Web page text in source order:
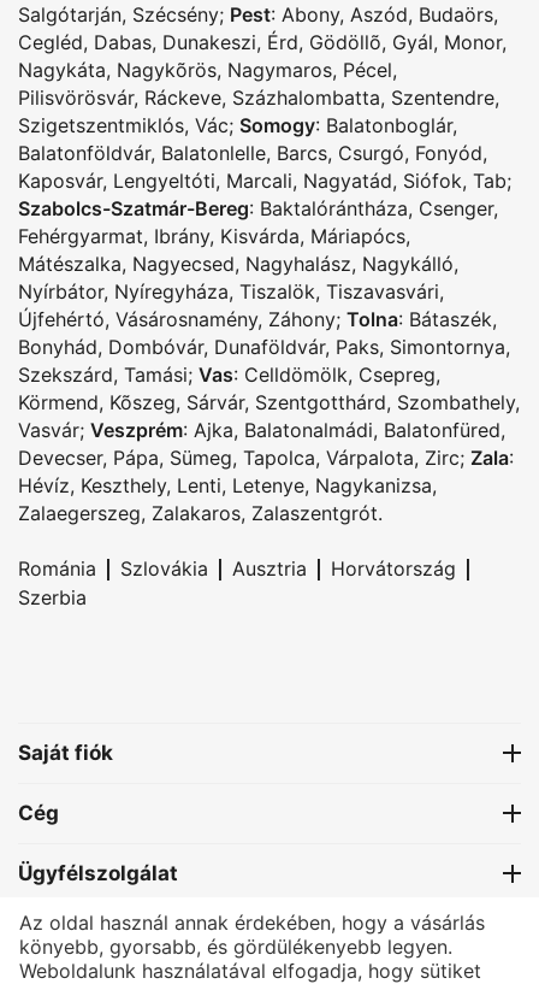
Salgótarján, Szécsény; Pest: Abony, Aszód, Budaörs,
Cegléd, Dabas, Dunakeszi, Érd, Gödöllõ, Gyál, Monor,
Nagykáta, Nagykõrös, Nagymaros, Pécel,
Pilisvörösvár, Ráckeve, Százhalombatta, Szentendre,
Szigetszentmiklós, Vác; Somogy: Balatonboglár,
Balatonföldvár, Balatonlelle, Barcs, Csurgó, Fonyód,
Kaposvár, Lengyeltóti, Marcali, Nagyatád, Siófok, Tab;
Szabolcs-Szatmár-Bereg: Baktalórántháza, Csenger,
Fehérgyarmat, Ibrány, Kisvárda, Máriapócs,
Mátészalka, Nagyecsed, Nagyhalász, Nagykálló,
Nyírbátor, Nyíregyháza, Tiszalök, Tiszavasvári,
Újfehértó, Vásárosnamény, Záhony; Tolna: Bátaszék,
Bonyhád, Dombóvár, Dunaföldvár, Paks, Simontornya,
Szekszárd, Tamási; Vas: Celldömölk, Csepreg,
Körmend, Kõszeg, Sárvár, Szentgotthárd, Szombathely,
Vasvár; Veszprém: Ajka, Balatonalmádi, Balatonfüred,
Devecser, Pápa, Sümeg, Tapolca, Várpalota, Zirc; Zala:
Hévíz, Keszthely, Lenti, Letenye, Nagykanizsa,
Zalaegerszeg, Zalakaros, Zalaszentgrót.
Románia | Szlovákia | Ausztria | Horvátország |
Szerbia
Saját fiók
Cég
Ügyfélszolgálat
Kapcsolat
Az oldal használ annak érdekében, hogy a vásárlás
könyebb, gyorsabb, és gördülékenyebb legyen.
Weboldalunk használatával elfogadja, hogy sütiket